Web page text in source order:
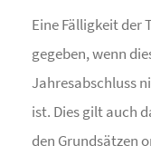
Eine Fälligkeit der
gegeben, wenn
Jahresabschluss
ist. Dies gilt auch
den Grundsätzen